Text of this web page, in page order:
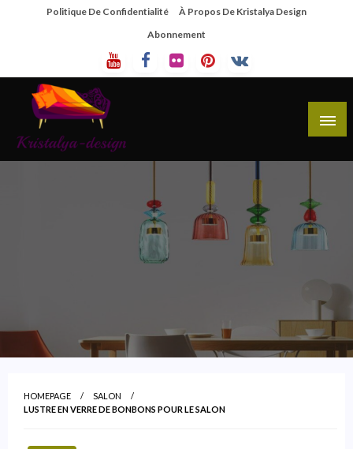
Politique De Confidentialité
À Propos De Kristalya Design
Abonnement
Site De Partage De Design De Mobilier Créatif
HOMEPAGE
SALON
LUSTRE EN VERRE DE BONBONS POUR LE SALON